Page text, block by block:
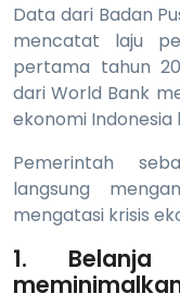
Data dari Badan
mencatat laju
pertama tahun
dari World Bank
ekonomi Indonesia
Pemerintah
langsung
mengatasi krisis
1. Belanja